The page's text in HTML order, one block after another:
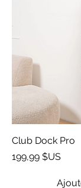
Club Dock Pro
Prix
199,99 $US